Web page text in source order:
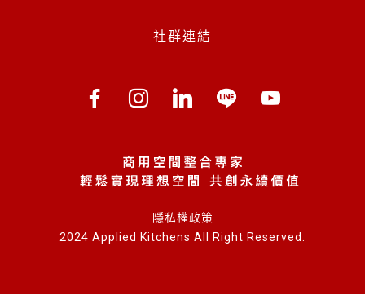
社群連結
隱私權政策
2024 Applied Kitchens All Right Reserved.